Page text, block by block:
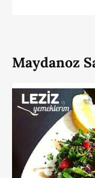
Maydanoz